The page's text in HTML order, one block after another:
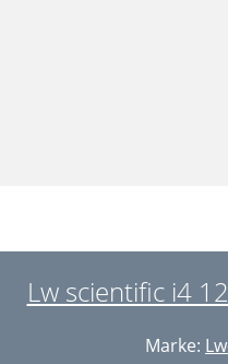
Lw scientific i4
Marke: